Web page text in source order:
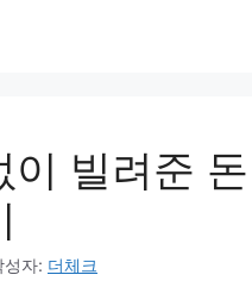
이 빌려준
성자: 더체크